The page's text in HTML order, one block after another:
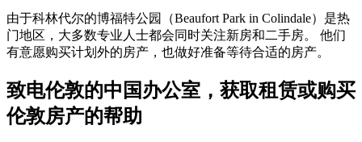
由于科林代尔的博福特公园（Beaufort Park in Colindale）是热
门地区，大多数专业人士都会同时关注新房和二手房。 他们
有意愿购买计划外的房产，也做好准备等待合适的房产。
致电伦敦的中国办公室，获取租赁或购买
伦敦房产的帮助